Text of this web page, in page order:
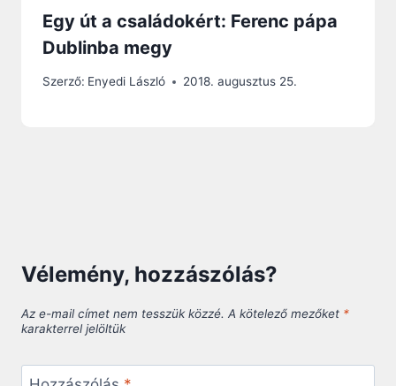
Egy út a családokért: Ferenc pápa
Dublinba megy
Szerző: Enyedi László 2018. augusztus 25.
Vélemény, hozzászólás?
Az e-mail címet nem tesszük közzé. A kötelező mezőket *
karakterrel jelöltük